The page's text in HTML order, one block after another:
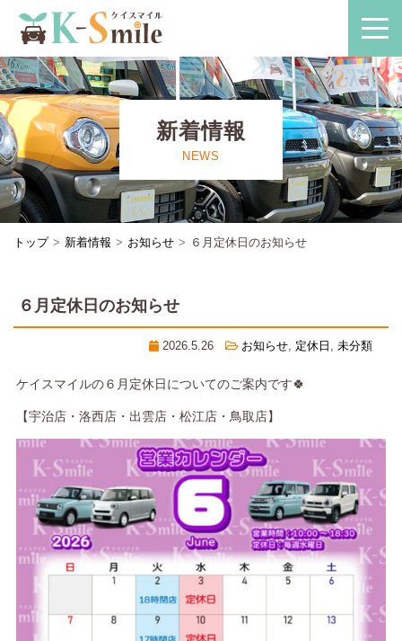
新着情報
NEWS
トップ 新着情報 お知らせ ６月定休日のお知らせ
６月定休日のお知らせ
2026.5.26 お知らせ, 定休日 ,未分類
ケイスマイルの６月定休日についてのご案内です🍀
【宇治店・洛西店・出雲店・松江店・鳥取店】